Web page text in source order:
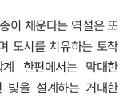
이 채운다는 역설은 또
도시를 치유하는 토착
한편에서는 막대한
빛을 설계하는 거대한